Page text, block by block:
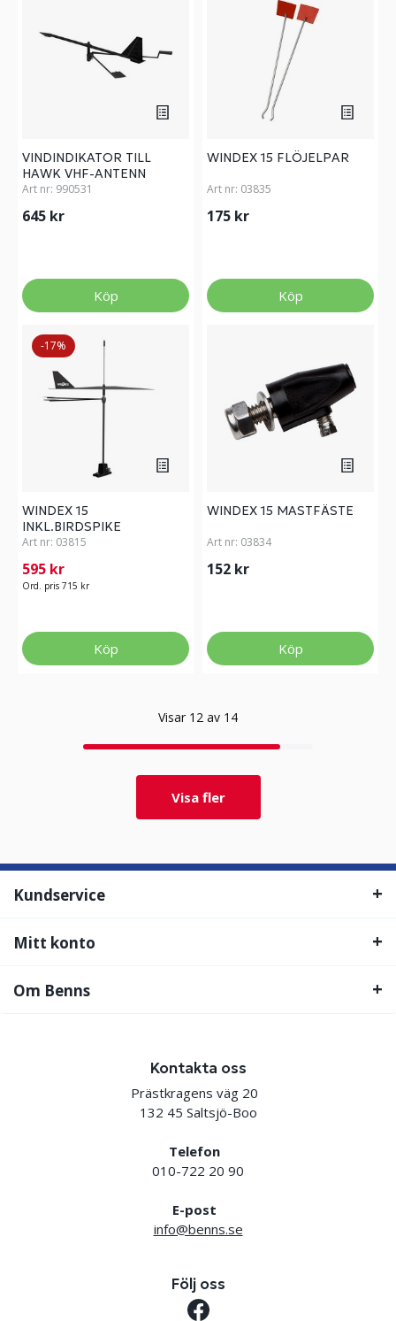
VINDINDIKATOR TILL
HAWK VHF-ANTENN
Art nr: 990531
645 kr
Köp
WINDEX 15 FLÖJELPAR
Art nr: 03835
175 kr
Köp
-17%
WINDEX 15
INKL.BIRDSPIKE
Art nr: 03815
595 kr
Ord. pris 715 kr
Köp
WINDEX 15 MASTFÄSTE
Art nr: 03834
152 kr
Köp
Visar 12 av 14
Visa fler
Kundservice
Mitt konto
Om Benns
Kontakta oss
Prästkragens väg 20
132 45 Saltsjö-Boo
Telefon
010-722 20 90
E-post
info@benns.se
Följ oss